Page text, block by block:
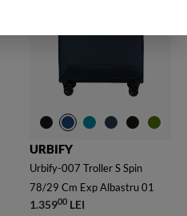
URBIFY
Urbify-007 Troller S Spin
78/29 Cm Exp Albastru 01
1.35900 LEI